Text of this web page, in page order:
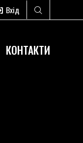
Вхід
КОНТАКТИ